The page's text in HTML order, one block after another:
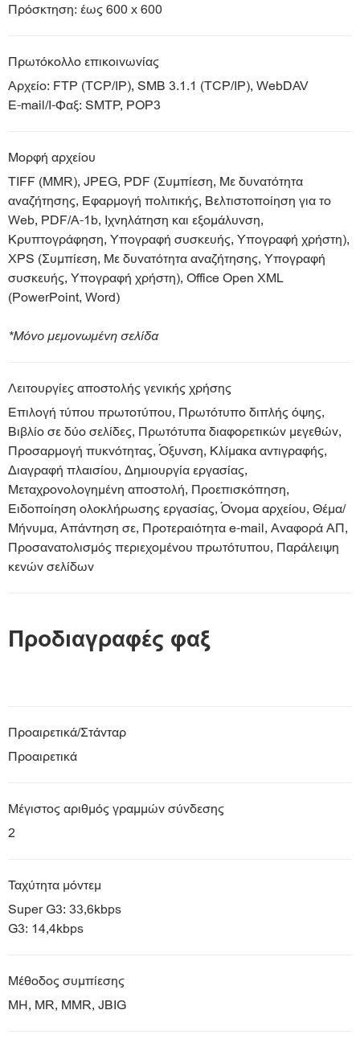
Πρόσκτηση: έως 600 x 600
Πρωτόκολλο επικοινωνίας
Αρχείο: FTP (TCP/IP), SMB 3.1.1 (TCP/IP), WebDAV
E-mail/I-Φαξ: SMTP, POP3
Μορφή αρχείου
TIFF (MMR), JPEG, PDF (Συμπίεση, Με δυνατότητα
αναζήτησης, Εφαρμογή πολιτικής, Βελτιστοποίηση για το
Web, PDF/A-1b, Ιχνηλάτηση και εξομάλυνση,
Κρυπτογράφηση, Υπογραφή συσκευής, Υπογραφή χρήστη),
XPS (Συμπίεση, Με δυνατότητα αναζήτησης, Υπογραφή
συσκευής, Υπογραφή χρήστη), Office Open XML
(PowerPoint, Word)
*Μόνο μεμονωμένη σελίδα
Λειτουργίες αποστολής γενικής χρήσης
Επιλογή τύπου πρωτοτύπου, Πρωτότυπο διπλής όψης,
Βιβλίο σε δύο σελίδες, Πρωτότυπα διαφορετικών μεγεθών,
Προσαρμογή πυκνότητας, Όξυνση, Κλίμακα αντιγραφής,
Διαγραφή πλαισίου, Δημιουργία εργασίας,
Μεταχρονολογημένη αποστολή, Προεπισκόπηση,
Ειδοποίηση ολοκλήρωσης εργασίας, Όνομα αρχείου, Θέμα/
Μήνυμα, Απάντηση σε, Προτεραιότητα e-mail, Αναφορά ΑΠ,
Προσανατολισμός περιεχομένου πρωτότυπου, Παράλειψη
κενών σελίδων
Προδιαγραφές φαξ
Προαιρετικά/Στάνταρ
Προαιρετικά
Μέγιστος αριθμός γραμμών σύνδεσης
2
Ταχύτητα μόντεμ
Super G3: 33,6kbps
G3: 14,4kbps
Μέθοδος συμπίεσης
MH, MR, MMR, JBIG